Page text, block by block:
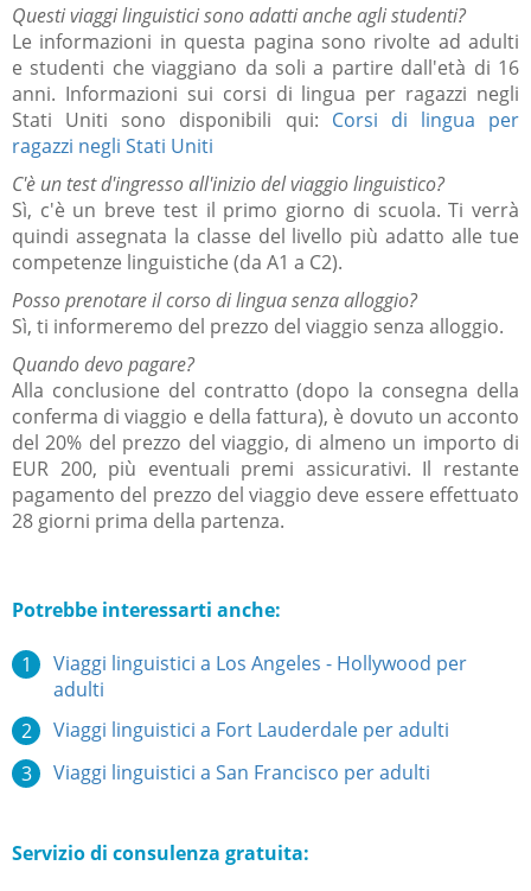
Questi viaggi linguistici sono adatti anche agli studenti?
Le informazioni in questa pagina sono rivolte ad adulti
e studenti che viaggiano da soli a partire dall'età di 16
anni. Informazioni sui corsi di lingua per ragazzi negli
Stati Uniti sono disponibili qui: Corsi di lingua per
ragazzi negli Stati Uniti
C'è un test d'ingresso all'inizio del viaggio linguistico?
Sì, c'è un breve test il primo giorno di scuola.Ti verrà
quindi assegnata la classe del livello più adatto alle tue
competenze linguistiche (da A1 a C2).
Posso prenotare il corso di lingua senza alloggio?
Sì, ti informeremo del prezzo del viaggio senza alloggio.
Quando devo pagare?
Alla conclusione del contratto (dopo la consegna della
conferma di viaggio e della fattura), è dovuto un acconto
del 20% del prezzo del viaggio, di almeno un importo di
EUR 200, più eventuali premi assicurativi. Il restante
pagamento del prezzo del viaggio deve essere effettuato
28 giorni prima della partenza.
Potrebbe interessarti anche:
Viaggi linguistici a Los Angeles - Hollywood per
adulti
Viaggi linguistici a Fort Lauderdale per adulti
Viaggi linguistici a San Francisco per adulti
Servizio di consulenza gratuita: